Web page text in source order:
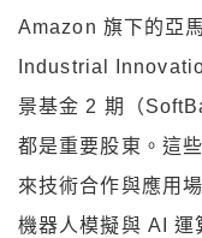
Amazon 旗下的亞
Industrial
景基金 2 期（
都是重要股東。這
來技術合作與應用
機器人模擬與 AI 運